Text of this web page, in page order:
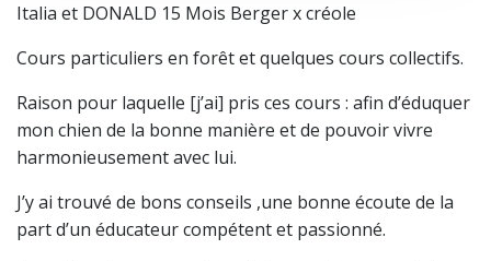
Italia et DONALD 15 Mois Berger x créole
Cours particuliers en forêt et quelques cours collectifs.
Raison pour laquelle [j’ai] pris ces cours : afin d’éduquer
mon chien de la bonne manière et de pouvoir vivre
harmonieusement avec lui.
J’y ai trouvé de bons conseils ,une bonne écoute de la
part d’un éducateur compétent et passionné.